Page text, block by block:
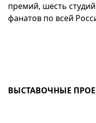
премий, шесть
фанатов по всей
ВЫСТАВОЧНЫЕ